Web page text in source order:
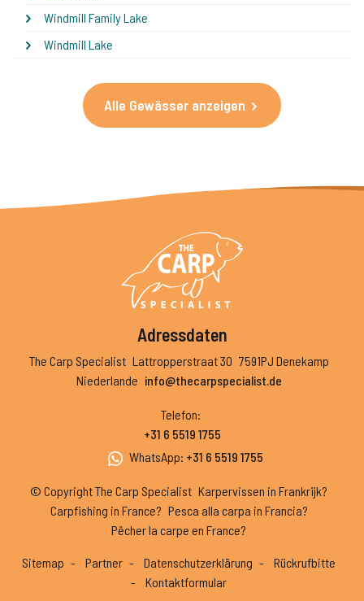
Windmill Family Lake
Windmill Lake
Alle Gewässer anzeigen
Adressdaten
The Carp Specialist Lattropperstraat 30 7591PJ Denekamp
Niederlande info@thecarpspecialist.de
Telefon:
+31 6 5519 1755
WhatsApp: +31 6 5519 1755
© Copyright The Carp Specialist Karpervissen in Frankrijk?
Carpfishing in France? Pesca alla carpa in Francia?
Pêcher la carpe en France?
Sitemap Partner Datenschutzerklärung
Rückrufbitte
Kontaktformular